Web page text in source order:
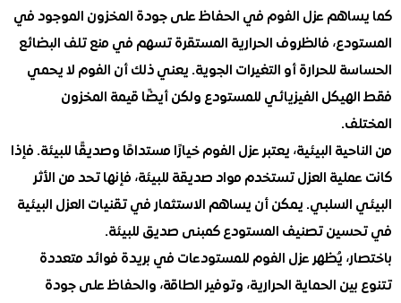
عزل الفوم في الحفاظ على جودة المخزون الموجود في
فالظروف الحرارية المستقرة تسهم في منع تلف البضائع
للحرارة أو التغيرات الجوية. يعني ذلك أن الفوم لا يحمي
الفيزيائي للمستودع ولكن أيضًا قيمة المخزون
البيئية، يعتبر عزل الفوم خيارًا مستدامًا وصديقًا للبيئة. فإذا
العزل تستخدم مواد صديقة للبيئة، فإنها تحد من الأثر
السلبي. يمكن أن يساهم الاستثمار في تقنيات العزل البيئية
تصنيف المستودع كمبنى صديق للبيئة.
يُظهر عزل الفوم للمستودعات في بريدة فوائد متعددة
الحماية الحرارية، وتوفير الطاقة، والحفاظ على جودة